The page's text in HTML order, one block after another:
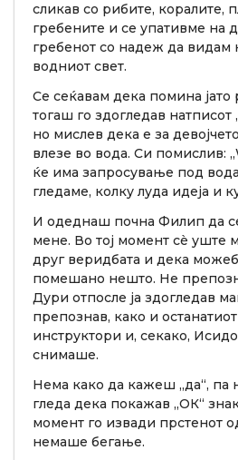
сликав со рибите, коралите,
гребените и се упативме на
гребенот со надеж да видам
водниот свет.
Се сеќавам дека помина
тогаш го здогледав натписот
но мислев дека е за
влезе во вода. Си помислив:
ќе има запросување под
гледаме, колку луда идеја и
И одеднаш почна Филип да
мене. Во тој момент сè уште
друг веридбата и дека
помешано нешто. Не
Дури отпосле ја здогледав
препознав, како и
инструктори и, секако,
снимаше.
Нема како да кажеш „да“, па
гледа дека покажав „ОК“
момент го извади прстенот
немаше бегање.